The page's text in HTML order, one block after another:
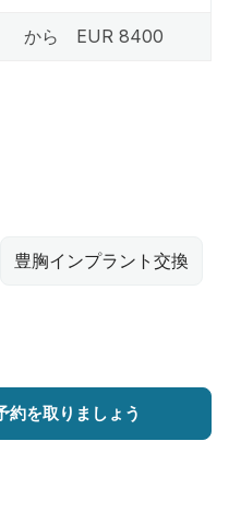
から EUR 8400
豊胸インプラント交換
を取りましょう